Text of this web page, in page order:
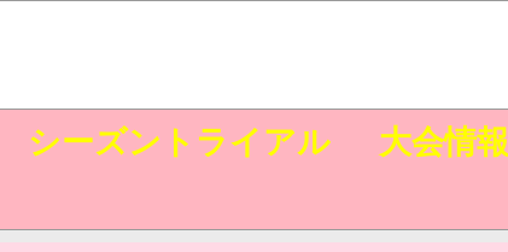
シーズントライアル 大会情報